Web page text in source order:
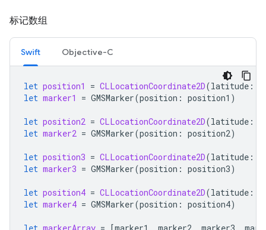
标记数组
Swift Objective-C
let position1 = CLLocationCoordinate2D(latitude :
let marker1 = GMSMarker(position : position1 )
let position2 = CLLocationCoordinate2D(latitude :
let marker2 = GMSMarker(position : position2)
let position3 = CLLocationCoordinate2D(latitude :
let marker3 = GMSMarker(position : position3)
let position4 = CLLocationCoordinate2D(latitude :
let marker4 = GMSMarker(position : position4)